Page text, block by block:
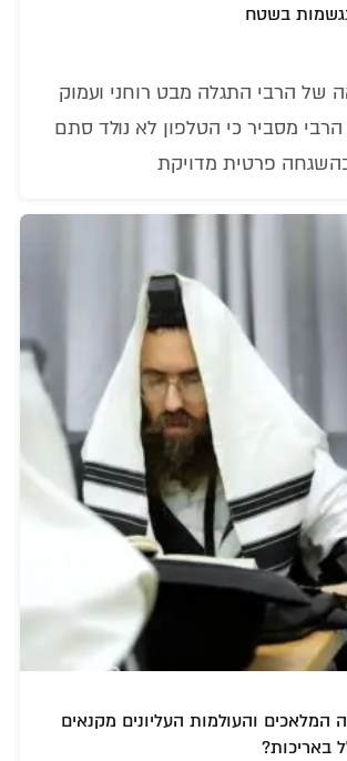
בשטח
של הרבי התגלה מבט רוחני ועמוק
מסביר כי הטלפון לא נולד סתם
פרטית מדויקת
המלאכים והעולמות העליונים מקנאים
באריכות?